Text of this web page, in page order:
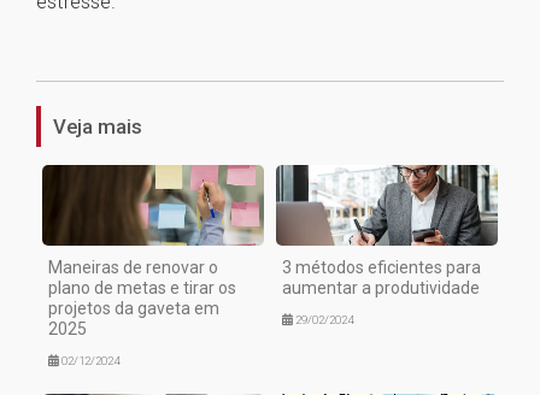
Veja mais
Maneiras de renovar o
plano de metas e tirar os
projetos da gaveta em
2025
02/12/2024
3 métodos eficientes para
aumentar a produtividade
29/02/2024